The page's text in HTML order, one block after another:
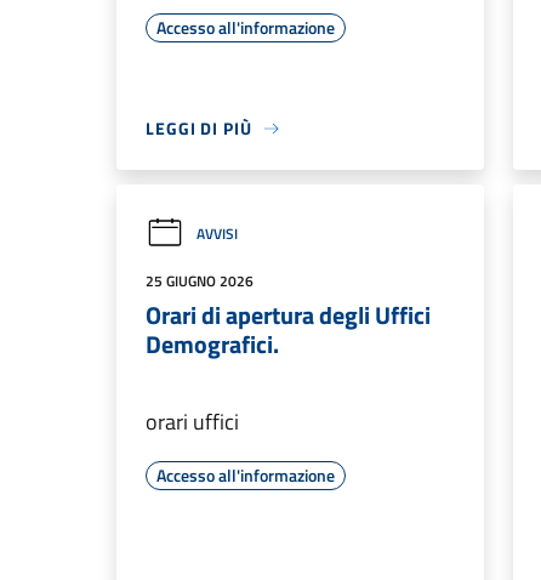
Accesso all'informazione
LEGGI DI PIÙ
AVVISI
25 GIUGNO 2026
Orari di apertura degli Uffici
Demografici.
orari uffici
Accesso all'informazione